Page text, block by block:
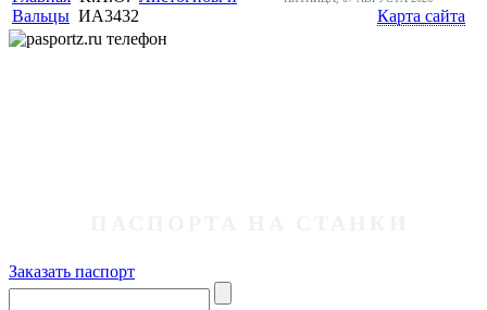
Вальцы ИА3432 Карта сайта
Заказать паспорт